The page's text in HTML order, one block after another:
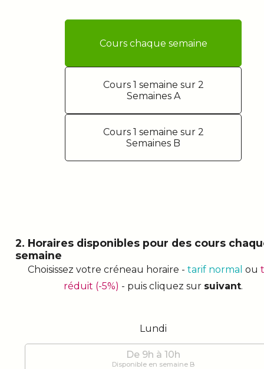
Cours chaque semaine
Cours 1 semaine sur 2
Semaines A
Cours 1 semaine sur 2
Semaines B
2. Horaires disponibles pour des cours
semaine
Choisissez votre créneau horaire - tarif normal ou
réduit (-5%) - puis cliquez sur suivant.
Lundi
De 9h à 10h
Disponible en semaine B